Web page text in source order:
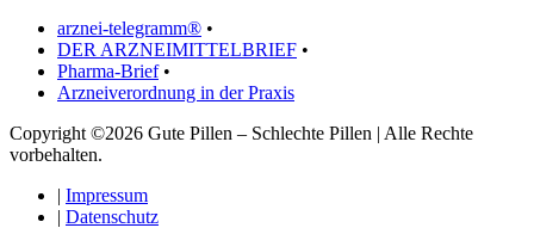
arznei-telegramm® •
DER ARZNEIMITTELBRIEF •
Pharma-Brief•
Arzneiverordnung in der Praxis
Copyright ©2026 Gute Pillen – Schlechte Pillen | Alle Rechte
vorbehalten.
| Impressum
| Datenschutz